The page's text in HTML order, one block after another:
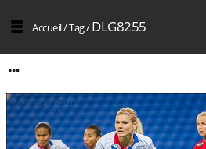
Accueil/Tag/DLG8255